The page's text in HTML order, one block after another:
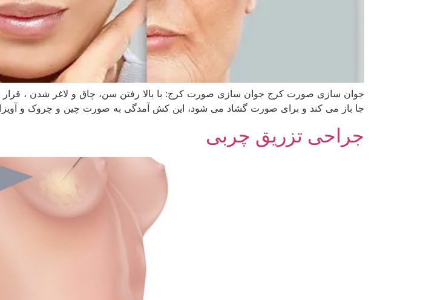
جوان سازی صورت کرج جوان سازی صورت کرج: با بالا رفتن سن، چاق و لاغر شدن ،
جا باز می کند و برای صورت گشاد می شود، این کش آمدگی به صورت چین و چروک و
جراحی تزریق چربی